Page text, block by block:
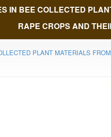
IN BEE COLLECTED
RAPE CROPS AND
PLANT MATERIALS